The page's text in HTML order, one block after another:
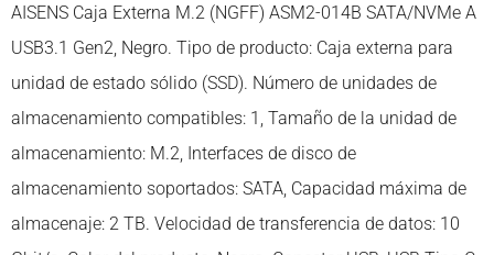
AISENS Caja Externa M.2 (NGFF) ASM2-014B SATA/NVMe A
USB3.1 Gen2, Negro. Tipo de producto: Caja externa para
unidad de estado sólido (SSD). Número de unidades de
almacenamiento compatibles: 1, Tamaño de la unidad de
almacenamiento: M.2, Interfaces de disco de
almacenamiento soportados: SATA, Capacidad máxima de
almacenaje: 2 TB. Velocidad de transferencia de datos: 10